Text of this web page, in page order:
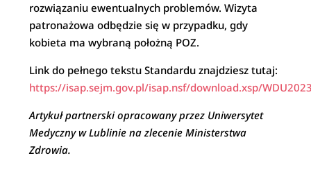
rozwiązaniu ewentualnych problemów. Wizyta
patronażowa odbędzie się w przypadku, gdy
kobieta ma wybraną położną POZ.
Link do pełnego tekstu Standardu znajdziesz tutaj:
https://isap.sejm.gov.pl/isap.nsf/download.xsp/
Artykuł partnerski opracowany przez Uniwersytet
Medyczny w Lublinie na zlecenie Ministerstwa
Zdrowia.